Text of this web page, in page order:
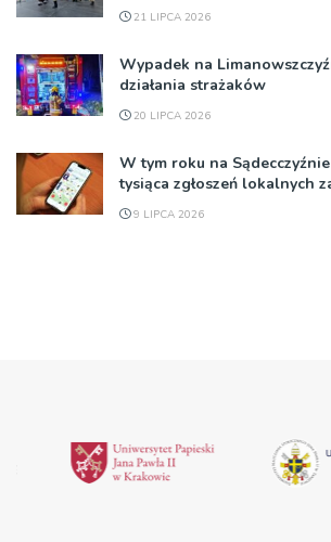
21 LIPCA 2026
Wypadek na
działania strażaków
20 LIPCA 2026
W tym roku na
tysiąca zgłoszeń lokalnych
9 LIPCA 2026